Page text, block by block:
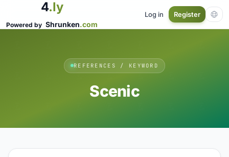
4.ly
Powered by Shrunken.com
Log in Register
REFERENCES / KEYWORD
Scenic